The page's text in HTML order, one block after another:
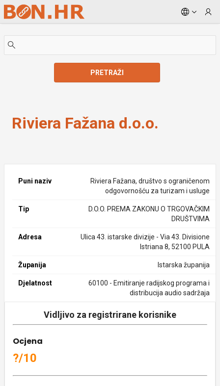
Skip to Main Content
PRETRAŽI
Riviera Fažana d.o.o.
Puni naziv
Riviera Fažana, društvo s ograničenom
odgovornošću za turizam i usluge
Tip
D.O.O. PREMA ZAKONU O TRGOVAČKIM
DRUŠTVIMA
Adresa
Ulica 43. istarske divizije - Via 43. Divisione
Istriana 8, 52100 PULA
Županija Istarska županija
Djelatnost
60100 - Emitiranje radijskog programa i
distribucija audio sadržaja
Vidljivo za registrirane korisnike
Ocjena
?/10